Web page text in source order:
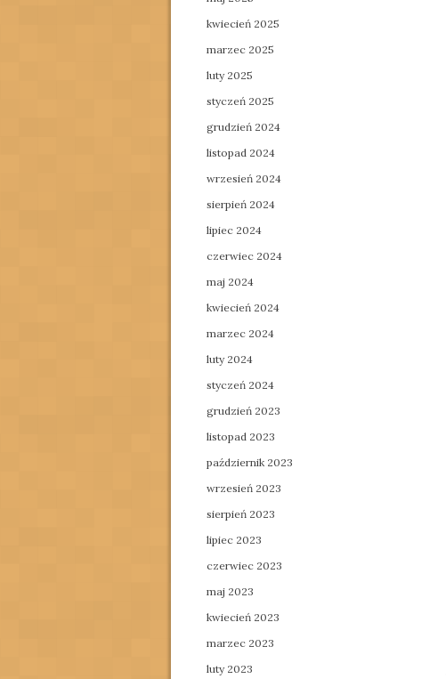
kwiecień 2025
marzec 2025
luty 2025
styczeń 2025
grudzień 2024
listopad 2024
wrzesień 2024
sierpień 2024
lipiec 2024
czerwiec 2024
maj 2024
kwiecień 2024
marzec 2024
luty 2024
styczeń 2024
grudzień 2023
listopad 2023
październik 2023
wrzesień 2023
sierpień 2023
lipiec 2023
czerwiec 2023
maj 2023
kwiecień 2023
marzec 2023
luty 2023